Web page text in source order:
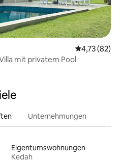
4,73 (82)
mit privatem Pool
Unternehmungen
Eigentumswohnungen
Kedah